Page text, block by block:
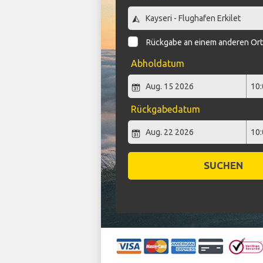
Rückgabe an einem anderen Ort
Abholdatum
Rückgabedatum
SUCHEN